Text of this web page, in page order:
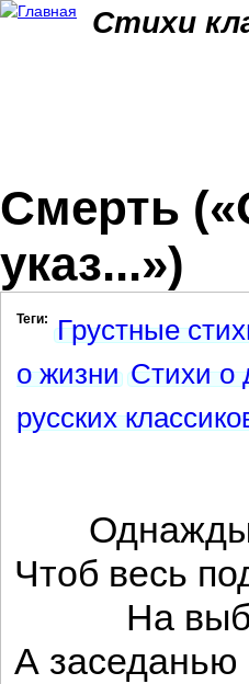
Стихи
Смерть
указ...»)
Теги: Грустные
о жизни Стихи о
русских
Однажды
Чтоб весь
На выбор
А заседанью